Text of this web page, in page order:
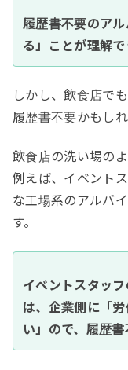
履歴書不要のア
る」ことが理解
しかし、飲食店で
履歴書不要かもしれ
飲食店の洗い場の
例えば、イベント
な工場系のアルバ
す。
イベントスタッ
は、企業側に「
い」ので、履歴